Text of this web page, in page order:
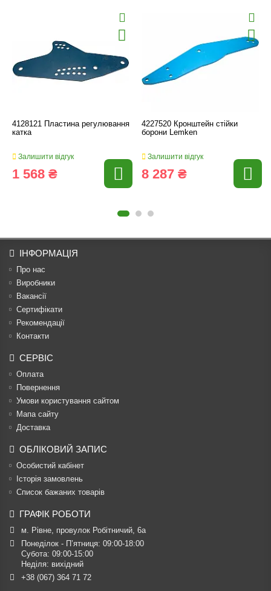
4128121 Пластина регулювання
катка
Залишити відгук
1 568 ₴
4227520 Кронштейн стійки
борони Lemken
Залишити відгук
8 287 ₴
ІНФОРМАЦІЯ
Про нас
Виробники
Вакансії
Сертифікати
Рекомендації
Контакти
СЕРВІС
Оплата
Повернення
Умови користування сайтом
Мапа сайту
Доставка
ОБЛІКОВИЙ ЗАПИС
Особистий кабінет
Історія замовлень
Список бажаних товарів
ГРАФІК РОБОТИ
м. Рівне, провулок Робітничий, 6а
Понеділок - П’ятниця: 09:00-18:00
Субота: 09:00-15:00
Неділя: вихідний
+38 (067) 364 71 72